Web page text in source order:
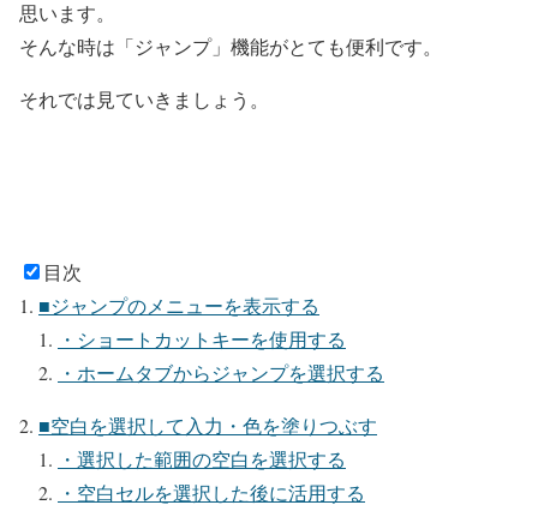
思います。
そんな時は「ジャンプ」機能がとても便利です。
それでは見ていきましょう。
目次
■ジャンプのメニューを表示する
・ショートカットキーを使用する
・ホームタブからジャンプを選択する
■空白を選択して入力・色を塗りつぶす
・選択した範囲の空白を選択する
・空白セルを選択した後に活用する